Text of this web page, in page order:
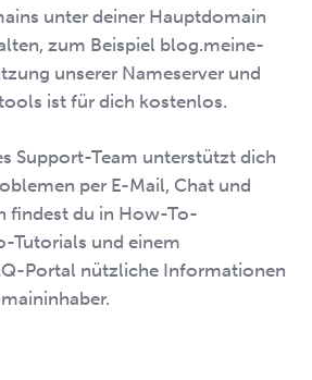
unter deiner Hauptdomain
zum Beispiel blog.meine-
unserer Nameserver und
ist für dich kostenlos.
Support-Team unterstützt dich
per E-Mail, Chat und
findest du in How-To-
Tutorials und einem
Portal nützliche Informationen